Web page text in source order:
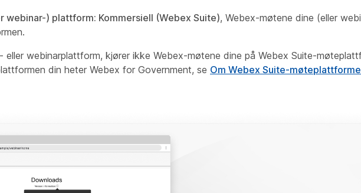
webinar-) plattform: Kommersiell (Webex Suite), Webex-møtene dine (eller
eller webinarplattform, kjører ikke Webex-møtene dine på Webex Suite-
din heter Webex for Government, se Om Webex Suite-